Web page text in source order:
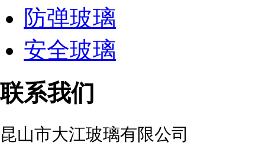
防弹玻璃
安全玻璃
联系我们
昆山市大江玻璃有限公司